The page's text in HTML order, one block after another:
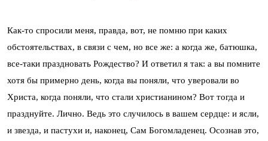
Как-то спросили меня, правда, вот, не помню при каких
обстоятельствах, в связи с чем, но все же: а когда же, батюшка,
все-таки праздновать Рождество? И ответил я так: а вы помните
хотя бы примерно день, когда вы поняли, что уверовали во
Христа, когда поняли, что стали христианином? Вот тогда и
празднуйте. Лично. Ведь это случилось в вашем сердце: и ясли,
и звезда, и пастухи и, наконец, Сам Богомладенец. Осознав это,